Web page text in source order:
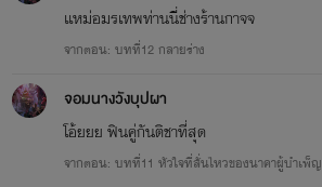
เเหม่อมรเทพท่านนี่ช่างร้านกาจจ
จากตอน: บทที่12 กลายร่าง
จอมนางวังบุปผา
โอ้ยยย ฟินคู่กันติชาที่สุด
จากตอน: บทที่11 หัวใจที่สั่นไหวของนาคาผู้บำเพ็ญ